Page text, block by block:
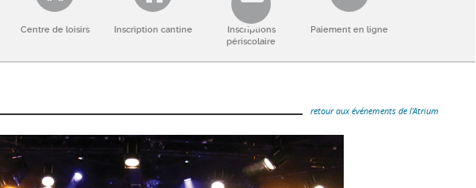
Centre de loisirs Inscription cantine
Inscriptions
périscolaire
Paiement en ligne
retour aux événements de l'Atrium